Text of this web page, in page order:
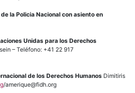
la Policia Nacional con asiento en
Unidas para los Derechos
– Teléfono: +41 22 917
de los Derechos Humanos Dimitiris
/amerique@fidh.org